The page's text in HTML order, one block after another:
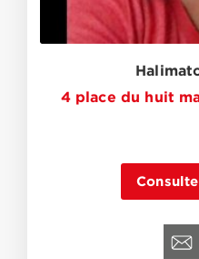
4 place du huit